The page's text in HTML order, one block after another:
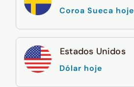
Coroa Sueca hoje
Estados Unidos
Dólar hoje